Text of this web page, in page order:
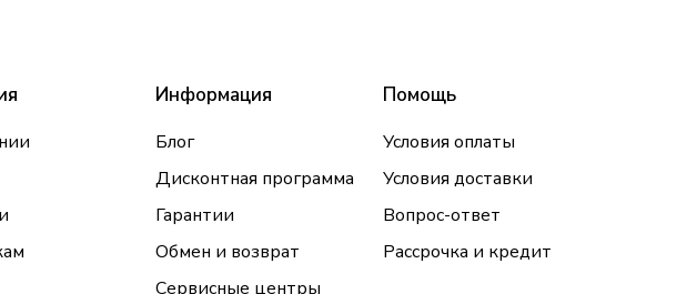
Информация
Блог
Дисконтная программа
Гарантии
Обмен и возврат
Сервисные центры
Помощь
Условия оплаты
Условия доставки
Вопрос-ответ
Рассрочка и кредит